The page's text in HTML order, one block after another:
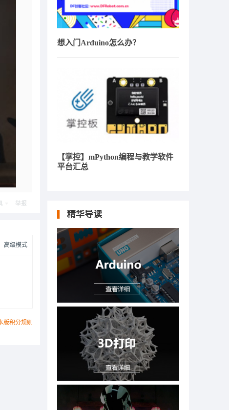
举报
高级模式
版积分规则
想入门Arduino怎么办？
【掌控】mPython编程与教学软件
平台汇总
精华导读